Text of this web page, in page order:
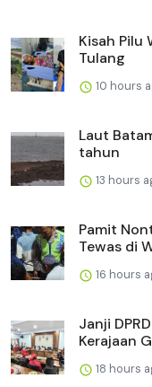
Kisah Pilu
Tulang
10 hours
Laut
tahun
13 hours
Pamit
Tewas di
16 hours
Janji
Kerajaan
18 hours